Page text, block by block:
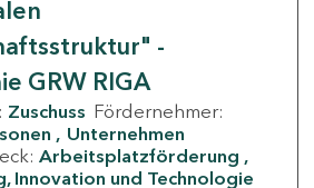
-
GRW RIGA
Zuschuss Fördernehmer:
Unternehmen
Arbeitsplatzförderung
Innovation und Technologie